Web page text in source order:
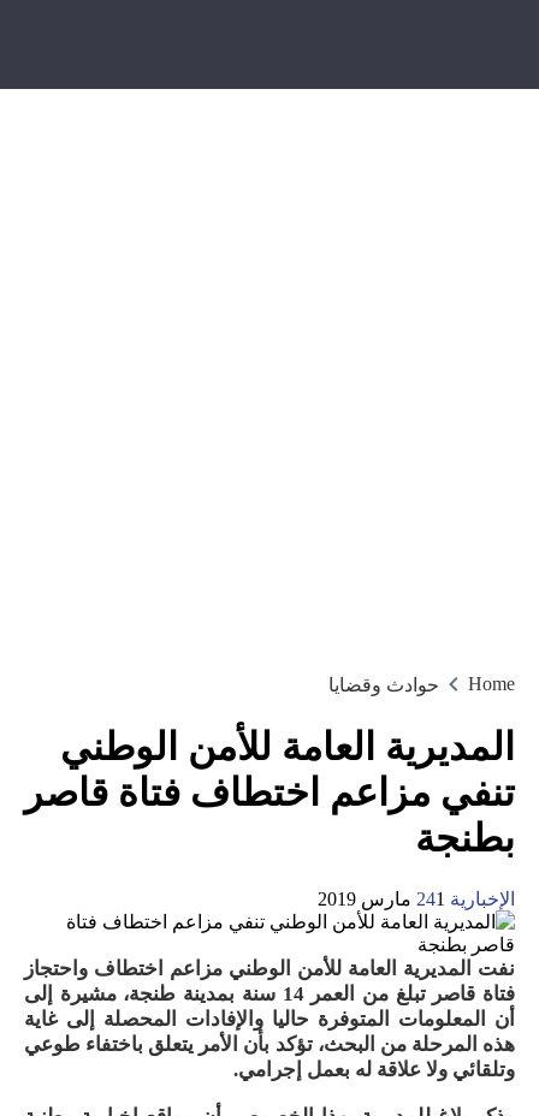
Home حوادث وقضايا
المديرية العامة للأمن الوطني
تنفي مزاعم اختطاف فتاة قاصر
بطنجة
الإخبارية 24 1 مارس 2019
نفت المديرية العامة للأمن الوطني مزاعم اختطاف واحتجاز
فتاة قاصر تبلغ من العمر 14 سنة بمدينة طنجة، مشيرة إلى
أن المعلومات المتوفرة حاليا والإفادات المحصلة إلى غاية
هذه المرحلة من البحث، تؤكد بأن الأمر يتعلق باختفاء طوعي
وتلقائي ولا علاقة له بعمل إجرامي.